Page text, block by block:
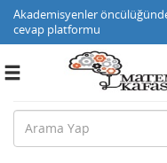
Akademisyenler
cevap platformu
Toggle